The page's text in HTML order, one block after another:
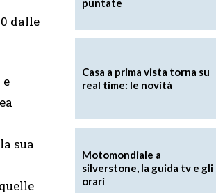
dalle
sua
puntate
Casa a prima vista torna su
real time: le novità
Motomondiale a
silverstone, la guida tv e gli
orari